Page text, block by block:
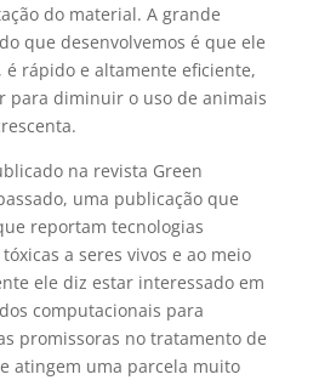
do material. A grande
que desenvolvemos é que ele
é rápido e altamente eficiente,
para diminuir o uso de animais
na revista Green
uma publicação que
reportam tecnologias
a seres vivos e ao meio
ele diz estar interessado em
computacionais para
promissoras no tratamento de
atingem uma parcela muito